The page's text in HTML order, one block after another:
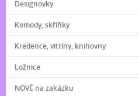
Designovky
Komody, skříňky
Kredence, vitríny, knihovny
Ložnice
NOVÉ na zakázku